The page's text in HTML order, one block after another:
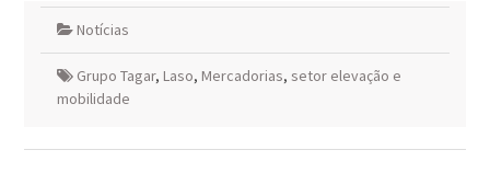
Notícias
Grupo Tagar, Laso, Mercadorias, setor elevação e
mobilidade